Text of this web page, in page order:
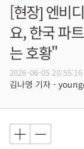
[현장] 엔비
요, 한국 파
는 호황"
2026-06-05 20:55:16
김나영 기자 -